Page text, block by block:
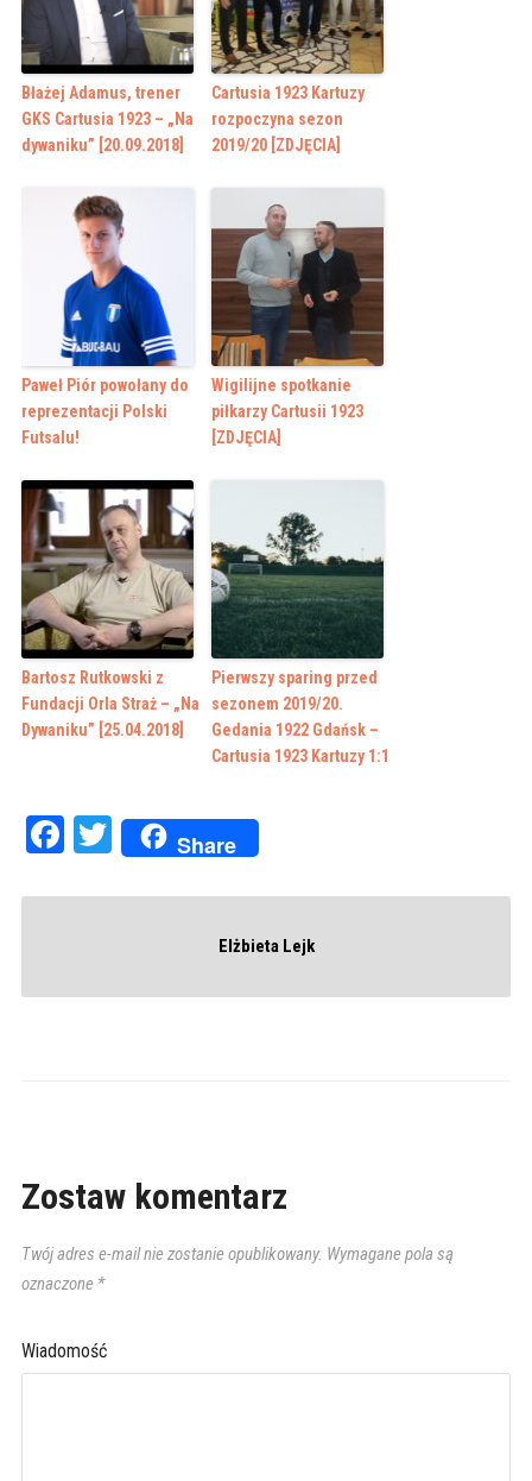
Błażej Adamus, trener
GKS Cartusia 1923 – „Na
dywaniku” [20.09.2018]
Cartusia 1923 Kartuzy
rozpoczyna sezon
2019/20 [ZDJĘCIA]
Paweł Piór powołany do
reprezentacji Polski
Futsalu!
Wigilijne spotkanie
piłkarzy Cartusii 1923
[ZDJĘCIA]
Bartosz Rutkowski z
Fundacji Orla Straż – „Na
Dywaniku” [25.04.2018]
Pierwszy sparing przed
sezonem 2019/20.
Gedania 1922 Gdańsk –
Cartusia 1923 Kartuzy 1:1
Facebook
Twitter
Share
Elżbieta Lejk
Zostaw komentarz
Twój adres e-mail nie zostanie opublikowany. Wymagane pola są
oznaczone *
Wiadomość